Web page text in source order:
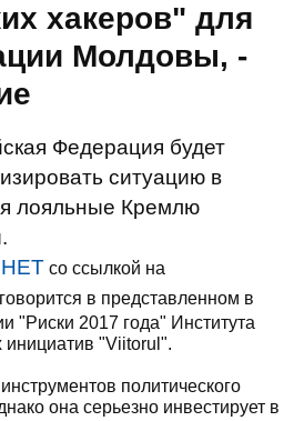
хакеров" для
Молдовы, -
Федерация будет
ситуацию в
лояльные Кремлю
со ссылкой на
в представленном в
"Риски 2017 года" Института
инициатив "Viitorul".
политического
она серьезно инвестирует в